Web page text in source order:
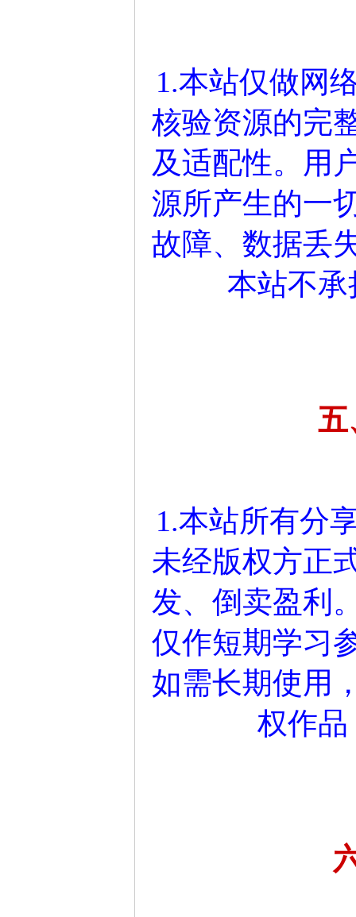
1.本站仅做网
核验资源的完
及适配性。用
源所产生的一
故障、数据丢
本站不
五
1.本站所有分
未经版权方正
发、倒卖盈利
仅作短期学习
如需长期使用
权作